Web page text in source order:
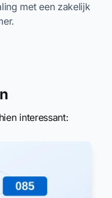
met een zakelijk
interessant: